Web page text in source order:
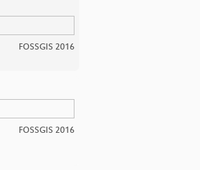
FOSSGIS 2016
FOSSGIS 2016